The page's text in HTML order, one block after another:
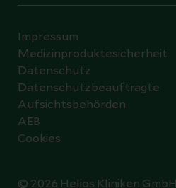
© 2026 Helios Kliniken GmbH
Impressum
Medizinproduktesicherheit
Datenschutz
Datenschutzbeauftragte
Aufsichtsbehörden
AEB
Cookies